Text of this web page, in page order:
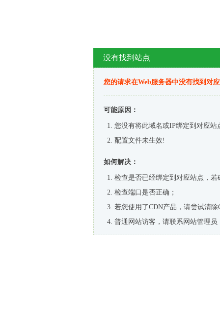
没有找到站点
您的请求在Web服务器中没有找到对
可能原因：
您没有将此域名或IP绑定到对应站
配置文件未生效!
如何解决：
检查是否已经绑定到对应站点，
检查端口是否正确；
若您使用了CDN产品，请尝试清除
普通网站访客，请联系网站管理员